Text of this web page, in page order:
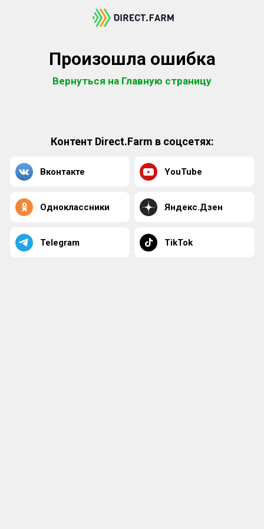
Произошла ошибка
Вернуться на Главную страницу
Контент Direct.Farm в соцсетях:
Вконтакте YouTube
Одноклассники Яндекс.Дзен
Telegram TikTok